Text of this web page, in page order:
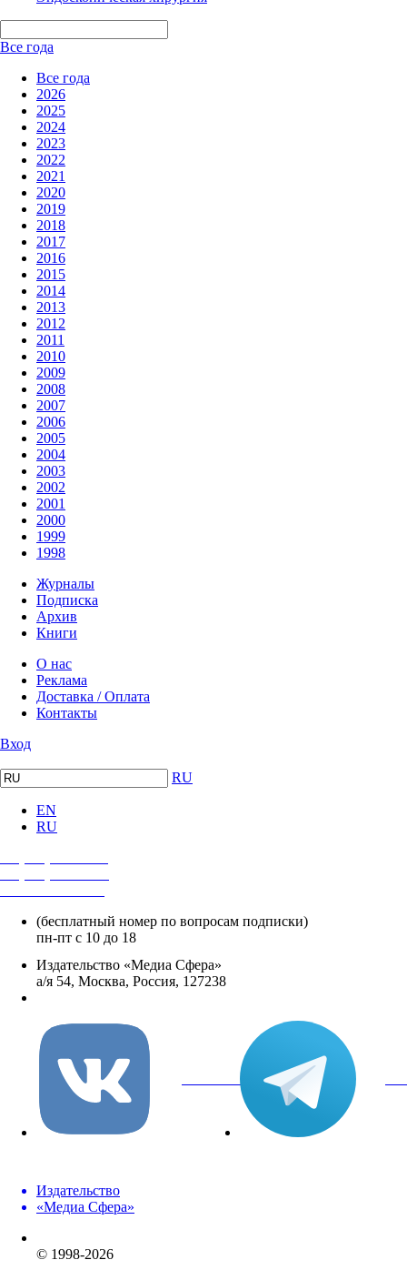
Все года
Все года
2026
2025
2024
2023
2022
2021
2020
2019
2018
2017
2016
2015
2014
2013
2012
2011
2010
2009
2008
2007
2006
2005
2004
2003
2002
2001
2000
1999
1998
Журналы
Подписка
Архив
Книги
О нас
Реклама
Доставка / Оплата
Контакты
Вход
RU
EN
RU
(бесплатный номер по вопросам подписки)
пн-пт с 10 до 18
Издательство «Медиа Сфера»
а/я 54, Москва, Россия, 127238
вКонтакте
Издательство
«Медиа Сфера»
© 1998-2026